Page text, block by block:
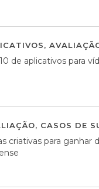
,
de aplicativos para
, CASOS DE
criativas para ganhar